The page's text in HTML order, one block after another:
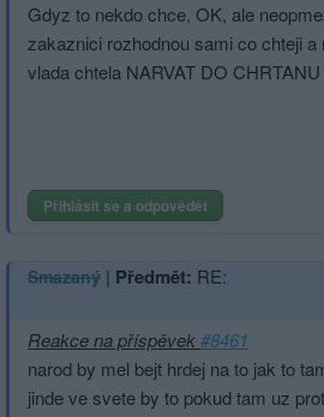
Gdyz to nekdo chce, OK, ale
zakaznici rozhodnou sami co chteji
vlada chtela NARVAT DO CHRTANU
Přihlásit se a odpovědět
Smazaný | Předmět: RE:
Reakce na příspěvek#8461
narod by mel bejt hrdej na to jak to
jinde ve svete by to pokud tam uz